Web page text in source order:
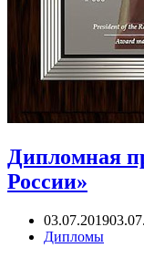
Дипломная
России»
03.07.2019
Дипломы